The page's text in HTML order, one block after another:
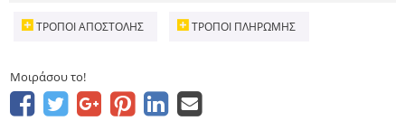
ΤΡΌΠΟΙ ΑΠΟΣΤΟΛΉΣ ΤΡΌΠΟΙ ΠΛΗΡΩΜΉΣ
Μοιράσου το!